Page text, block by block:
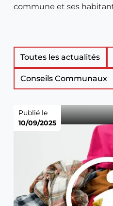
commune et ses
Liste
des
articles
de
nouveautés
Toutes les actualités
Conseils Communaux
Publié le
10/09/2025